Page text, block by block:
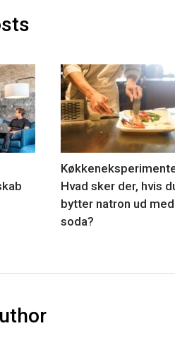
Hvad sker der, hvis
bytter natron ud med
soda?